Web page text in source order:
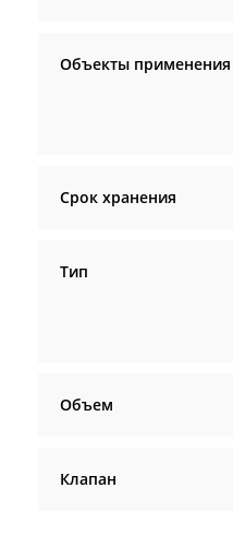
Объекты применения
Срок хранения
Тип
Объем
Клапан